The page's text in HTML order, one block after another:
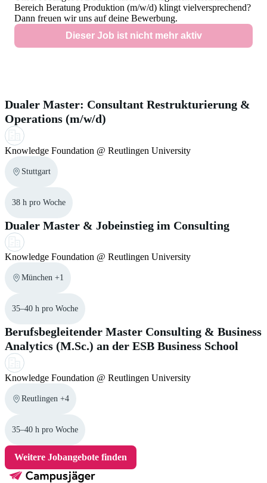
Depending on the position you are applying to, you could
also be asked for a certificate of enrollment, a transcript of
records or a language certificate. We would also
requirements and make sure the requirements match your
skills. In the job search you can use the language filter to
find jobs without German language requirements. It is also
Bereich Beratung Produktion (m/w/d) klingt vielversprechend?
Dann freuen wir uns auf deine Bewerbung.
Dieser Job ist nicht mehr aktiv
Dualer Master: Consultant Restrukturierung &
Operations (m/w/d)
Knowledge Foundation @ Reutlingen University
Stuttgart
38 h pro Woche
Dualer Master & Jobeinstieg im Consulting
Knowledge Foundation @ Reutlingen University
München +1
35–40 h pro Woche
Berufsbegleitender Master Consulting & Business
Analytics (M.Sc.) an der ESB Business School
Knowledge Foundation @ Reutlingen University
Reutlingen +4
35–40 h pro Woche
Weitere Jobangebote finden